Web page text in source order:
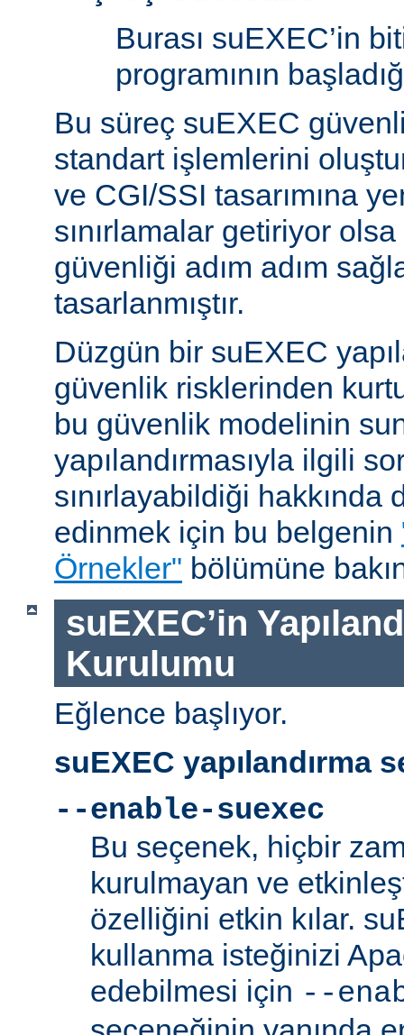
Burası suEXEC’in
programının
Bu süreç suEXEC
standart işlemlerini
ve CGI/SSI tasarımına
sınırlamalar getiriyor
güvenliği adım adım
tasarlanmıştır.
Düzgün bir suEXEC
güvenlik risklerinden
bu güvenlik modelinin
yapılandırmasıyla ilgili
sınırlayabildiği hakkında
edinmek için bu belgenin
Örnekler" bölümüne
suEXEC’in
Kurulumu
Eğlence başlıyor.
suEXEC yapılandırma
--enable-suexec
Bu seçenek, hiçbir
kurulmayan ve
özelliğini etkin kılar.
kullanma isteğinizi
edebilmesi için --